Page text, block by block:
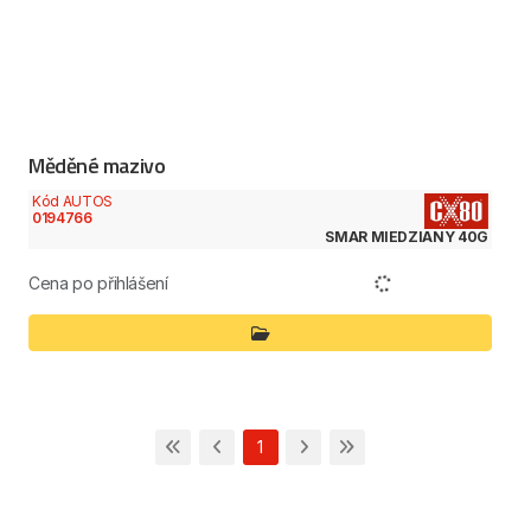
Měděné mazivo
Kód AUTOS
0194766
SMAR MIEDZIANY 40G
Cena po přihlášení
1